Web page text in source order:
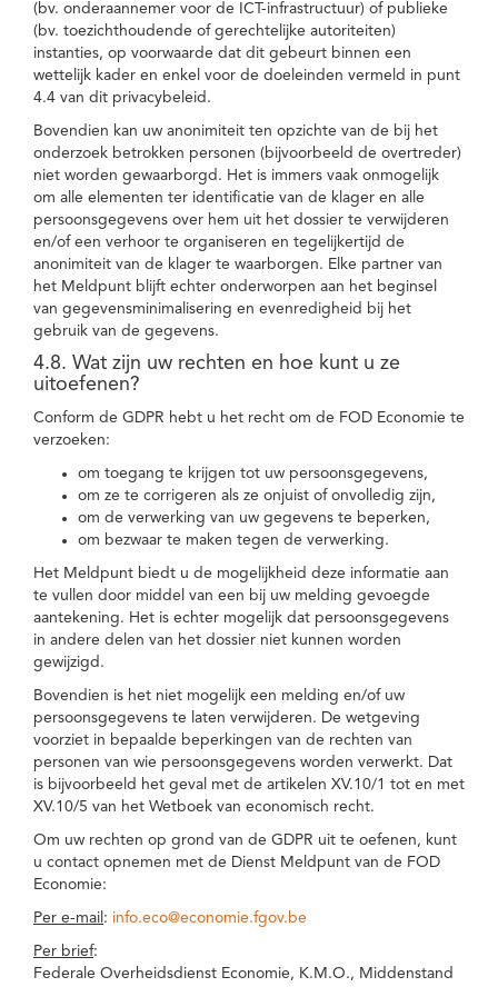
(bv. onderaannemer voor de ICT-infrastructuur) of publieke
(bv. toezichthoudende of gerechtelijke autoriteiten)
instanties, op voorwaarde dat dit gebeurt binnen een
wettelijk kader en enkel voor de doeleinden vermeld in punt
4.4 van dit privacybeleid.
Bovendien kan uw anonimiteit ten opzichte van de bij het
onderzoek betrokken personen (bijvoorbeeld de overtreder)
niet worden gewaarborgd. Het is immers vaak onmogelijk
om alle elementen ter identificatie van de klager en alle
persoonsgegevens over hem uit het dossier te verwijderen
en/of een verhoor te organiseren en tegelijkertijd de
anonimiteit van de klager te waarborgen. Elke partner van
het Meldpunt blijft echter onderworpen aan het beginsel
van gegevensminimalisering en evenredigheid bij het
gebruik van de gegevens.
4.8. Wat zijn uw rechten en hoe kunt u ze
uitoefenen?
Conform de GDPR hebt u het recht om de FOD Economie te
verzoeken:
om toegang te krijgen tot uw persoonsgegevens,
om ze te corrigeren als ze onjuist of onvolledig zijn,
om de verwerking van uw gegevens te beperken,
om bezwaar te maken tegen de verwerking.
Het Meldpunt biedt u de mogelijkheid deze informatie aan
te vullen door middel van een bij uw melding gevoegde
aantekening. Het is echter mogelijk dat persoonsgegevens
in andere delen van het dossier niet kunnen worden
gewijzigd.
Bovendien is het niet mogelijk een melding en/of uw
persoonsgegevens te laten verwijderen. De wetgeving
voorziet in bepaalde beperkingen van de rechten van
personen van wie persoonsgegevens worden verwerkt. Dat
is bijvoorbeeld het geval met de artikelen XV.10/1 tot en met
XV.10/5 van het Wetboek van economisch recht.
Om uw rechten op grond van de GDPR uit te oefenen, kunt
u contact opnemen met de Dienst Meldpunt van de FOD
Economie:
Per e-mail : info.eco@economie.fgov.be
Per brief:
Federale Overheidsdienst Economie, K.M.O., Middenstand